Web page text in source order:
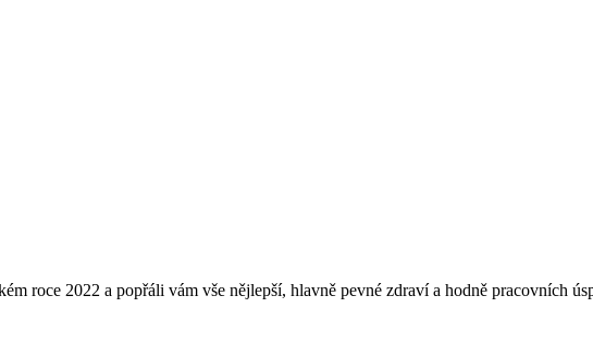
roce 2022 a popřáli vám vše nějlepší, hlavně pevné zdraví a hodně pracovních